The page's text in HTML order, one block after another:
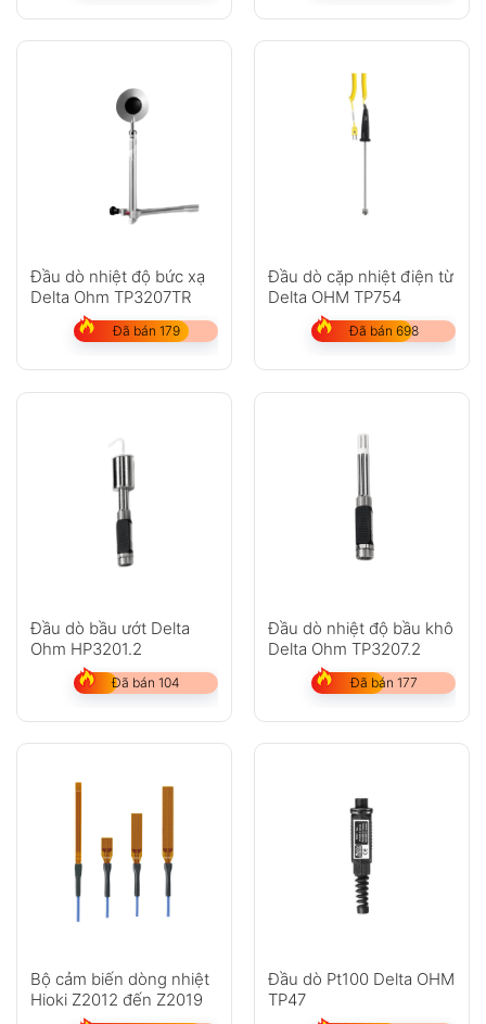
Đầu dò nhiệt độ bức xạ
Delta Ohm TP3207TR
Đã bán 179
Đầu dò cặp nhiệt điện từ
Delta OHM TP754
Đã bán 698
Đầu dò bầu ướt Delta
Ohm HP3201.2
Đã bán 104
Đầu dò nhiệt độ bầu khô
Delta Ohm TP3207.2
Đã bán 177
Bộ cảm biến dòng nhiệt
Hioki Z2012 đến Z2019
Đầu dò Pt100 Delta OHM
TP47